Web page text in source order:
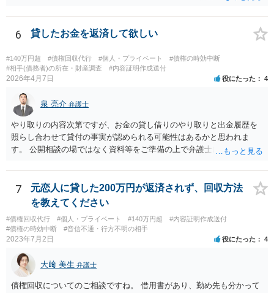
いところがございますので、これまでの電話内容やメールの文面、訴
訟の経過に関する記録等を持って近隣の弁護士にご相談された方がよ
6 貸したお金を返済して欲しい
#140万円超 #債権回収代行 #個人・プライベート
#債権の時効中断
#相手(債務者)の所在・財産調査
#内容証明作成送付
2026年4月7日 役にたった 4
泉 亮介 弁護士
やり取りの内容次第ですが、お金の貸し借りのやり取りと出金履歴を
照らし合わせて貸付の事実が認められる可能性はあるかと思われま
す。 公開相談の場ではなく資料等をご準備の上で弁護士に個別相談さ
7
元恋人に貸した200万円が返済されず、回収方法
を教えてください
#債権回収代行 #個人・プライベート #140万円超
#内容証明作成送付
#債権の時効中断
#音信不通・行方不明の相手
2023年7月2日 役にたった 4
大﨑 美生 弁護士
債権回収についてのご相談ですね。 借用書があり、勤め先も分かって